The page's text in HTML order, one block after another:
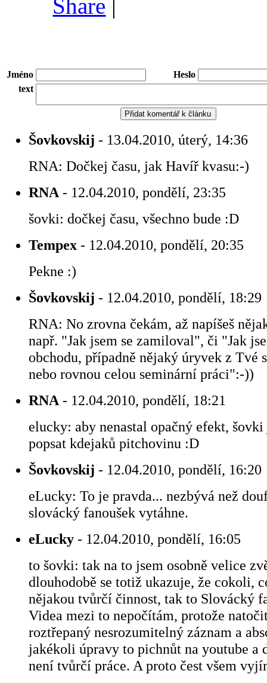
Share
Jméno
Heslo
text
Šovkovskij - 13.04.2010, úterý, 14:36
RNA: Dočkej času, jak Havíř kvasu:-)
RNA - 12.04.2010, pondělí, 23:35
šovki: dočkej času, všechno bude :D
Tempex - 12.04.2010, pondělí, 20:35
Pekne :)
Šovkovskij - 12.04.2010, pondělí, 18:29
RNA: No zrovna čekám, až napíšeš
např. "Jak jsem se zamiloval", či "Jak
obchodu, případně nějaký úryvek z Tvé
nebo rovnou celou seminární práci":-))
RNA - 12.04.2010, pondělí, 18:21
elucky: aby nenastal opačný efekt,
popsat kdejaků pitchovinu :D
Šovkovskij - 12.04.2010, pondělí, 16:20
eLucky: To je pravda... nezbývá než
slovácký fanoušek vytáhne.
eLucky - 12.04.2010, pondělí, 16:05
to šovki: tak na to jsem osobně velice
dlouhodobě se totiž ukazuje, že cokoli,
nějakou tvůrčí činnost, tak to Slovácký
Videa mezi to nepočítám, protože
roztřepaný nesrozumitelný záznam a
jakékoli úpravy to pichnůt na youtube a
není tvůrčí práce. A proto čest všem